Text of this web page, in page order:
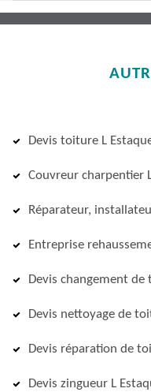
Devis toiture L
Couvreur charpentier
Réparateur,
Entreprise
Devis changement de
Devis nettoyage de
Devis réparation de
Devis zingueur L